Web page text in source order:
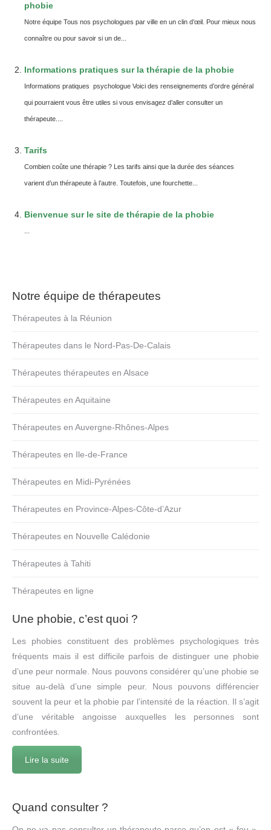
phobie
Notre équipe Tous nos psychologues par ville en un clin d’œil. Pour mieux nous
connaître ou pour savoir si un de...
Informations pratiques sur la thérapie de la phobie
Informations pratiques psychologue Voici des renseignements d’ordre général
qui pourraient vous être utiles si vous envisagez d’aller consulter un
thérapeute....
Tarifs
Combien coûte une thérapie ? Les tarifs ainsi que la durée des séances
varient d’un thérapeute à l’autre. Toutefois, une fourchette...
Bienvenue sur le site de thérapie de la phobie
Notre équipe de thérapeutes
Thérapeutes à la Réunion
Thérapeutes dans le Nord-Pas-De-Calais
Thérapeutes thérapeutes en Alsace
Thérapeutes en Aquitaine
Thérapeutes en Auvergne-Rhônes-Alpes
Thérapeutes en Ile-de-France
Thérapeutes en Midi-Pyrénées
Thérapeutes en Province-Alpes-Côte-d’Azur
Thérapeutes en Nouvelle Calédonie
Thérapeutes à Tahiti
Thérapeutes en ligne
Une phobie, c’est quoi ?
Les phobies constituent des problèmes psychologiques très
fréquents mais il est difficile parfois de distinguer une phobie
d’une peur normale. Nous pouvons considérer qu’une phobie se
situe au-delà d’une simple peur. Nous pouvons différencier
souvent la peur et la phobie par l’intensité de la réaction. Il s’agit
d’une véritable angoisse auxquelles les personnes sont
confrontées.
Lire la suite
Quand consulter ?